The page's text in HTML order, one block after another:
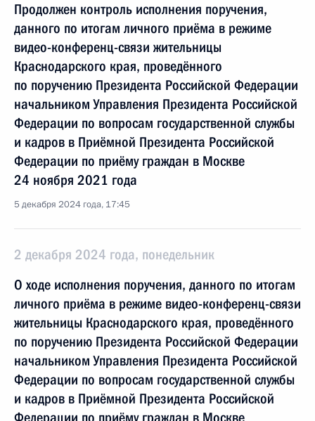
Продолжен контроль исполнения поручения,
данного по итогам личного приёма в режиме
видео-конференц-связи жительницы
Краснодарского края, проведённого
по поручению Президента Российской Федерации
начальником Управления Президента Российской
Федерации по вопросам государственной службы
и кадров в Приёмной Президента Российской
Федерации по приёму граждан в Москве
24 ноября 2021 года
5 декабря 2024 года, 17:45
2 декабря 2024 года, понедельник
О ходе исполнения поручения, данного по итогам
личного приёма в режиме видео-конференц-связи
жительницы Краснодарского края, проведённого
по поручению Президента Российской Федерации
начальником Управления Президента Российской
Федерации по вопросам государственной службы
и кадров в Приёмной Президента Российской
Федерации по приёму граждан в Москве